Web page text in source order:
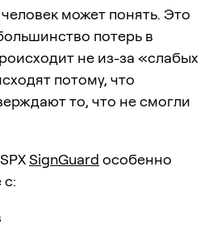
может понять. Это
потерь в
не из-за «слабых
потому, что
то, что не смогли
SignGuard особенно
с: